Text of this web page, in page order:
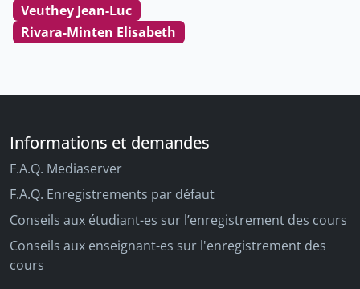
Veuthey Jean-Luc
Rivara-Minten Elisabeth
Informations et demandes
F.A.Q. Mediaserver
F.A.Q. Enregistrements par défaut
Conseils aux étudiant-es sur l’enregistrement des cours
Conseils aux enseignant-es sur l'enregistrement des
cours